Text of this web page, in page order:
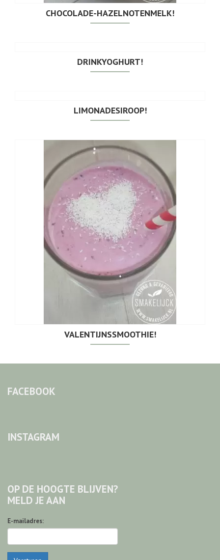
CHOCOLADE-HAZELNOTENMELK!
DRINKYOGHURT!
LIMONADESIROOP!
VALENTIJNSSMOOTHIE!
FACEBOOK
INSTAGRAM
OP DE HOOGTE BLIJVEN?
MELD JE AAN
E-mailadres: